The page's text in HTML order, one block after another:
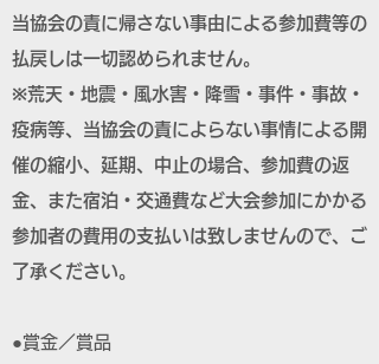
当協会の責に帰さない事由による参加費等の
払戻しは一切認められません。
※荒天・地震・風水害・降雪・事件・事故・
疫病等、当協会の責によらない事情による開
催の縮小、延期、中止の場合、参加費の返
金、また宿泊・交通費など大会参加にかかる
参加者の費用の支払いは致しませんので、ご
了承ください。
●賞金／賞品